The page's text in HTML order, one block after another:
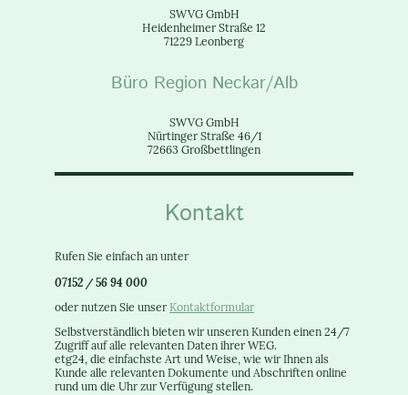
SWVG GmbH
Heidenheimer Straße 12
71229 Leonberg
Büro Region Neckar/Alb
SWVG GmbH
Nürtinger Straße 46/1
72663 Großbettlingen
Kontakt
Rufen Sie einfach an unter
07152 / 56 94 000
oder nutzen Sie unser Kontaktformular
Selbstverständlich bieten wir unseren Kunden einen 24/7
Zugriff auf alle relevanten Daten ihrer WEG.
etg24, die einfachste Art und Weise, wie wir Ihnen als
Kunde alle relevanten Dokumente und Abschriften online
rund um die Uhr zur Verfügung stellen.